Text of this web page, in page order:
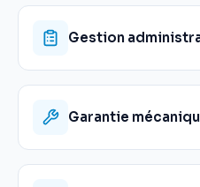
Gestion
Garantie